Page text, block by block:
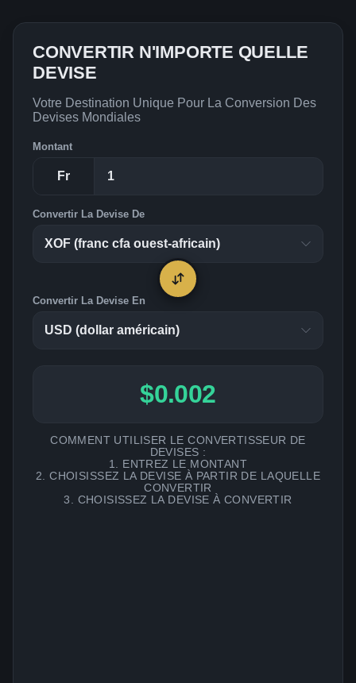
CONVERTIR N'IMPORTE QUELLE
DEVISE
Votre Destination Unique Pour La Conversion Des
Devises Mondiales
Montant
Fr
Convertir La Devise De
Convertir La Devise En
$0.002
COMMENT UTILISER LE CONVERTISSEUR DE
DEVISES :
1. ENTREZ LE MONTANT
2. CHOISISSEZ LA DEVISE À PARTIR DE LAQUELLE
CONVERTIR
3. CHOISISSEZ LA DEVISE À CONVERTIR